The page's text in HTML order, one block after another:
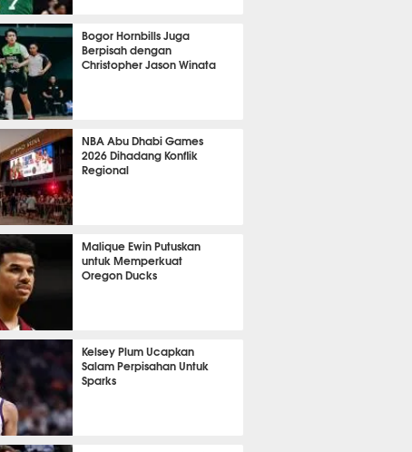
Bogor Hornbills Juga
Berpisah dengan
Christopher Jason Winata
NBA Abu Dhabi Games
2026 Dihadang Konflik
Regional
Malique Ewin Putuskan
untuk Memperkuat
Oregon Ducks
Kelsey Plum Ucapkan
Salam Perpisahan Untuk
Sparks